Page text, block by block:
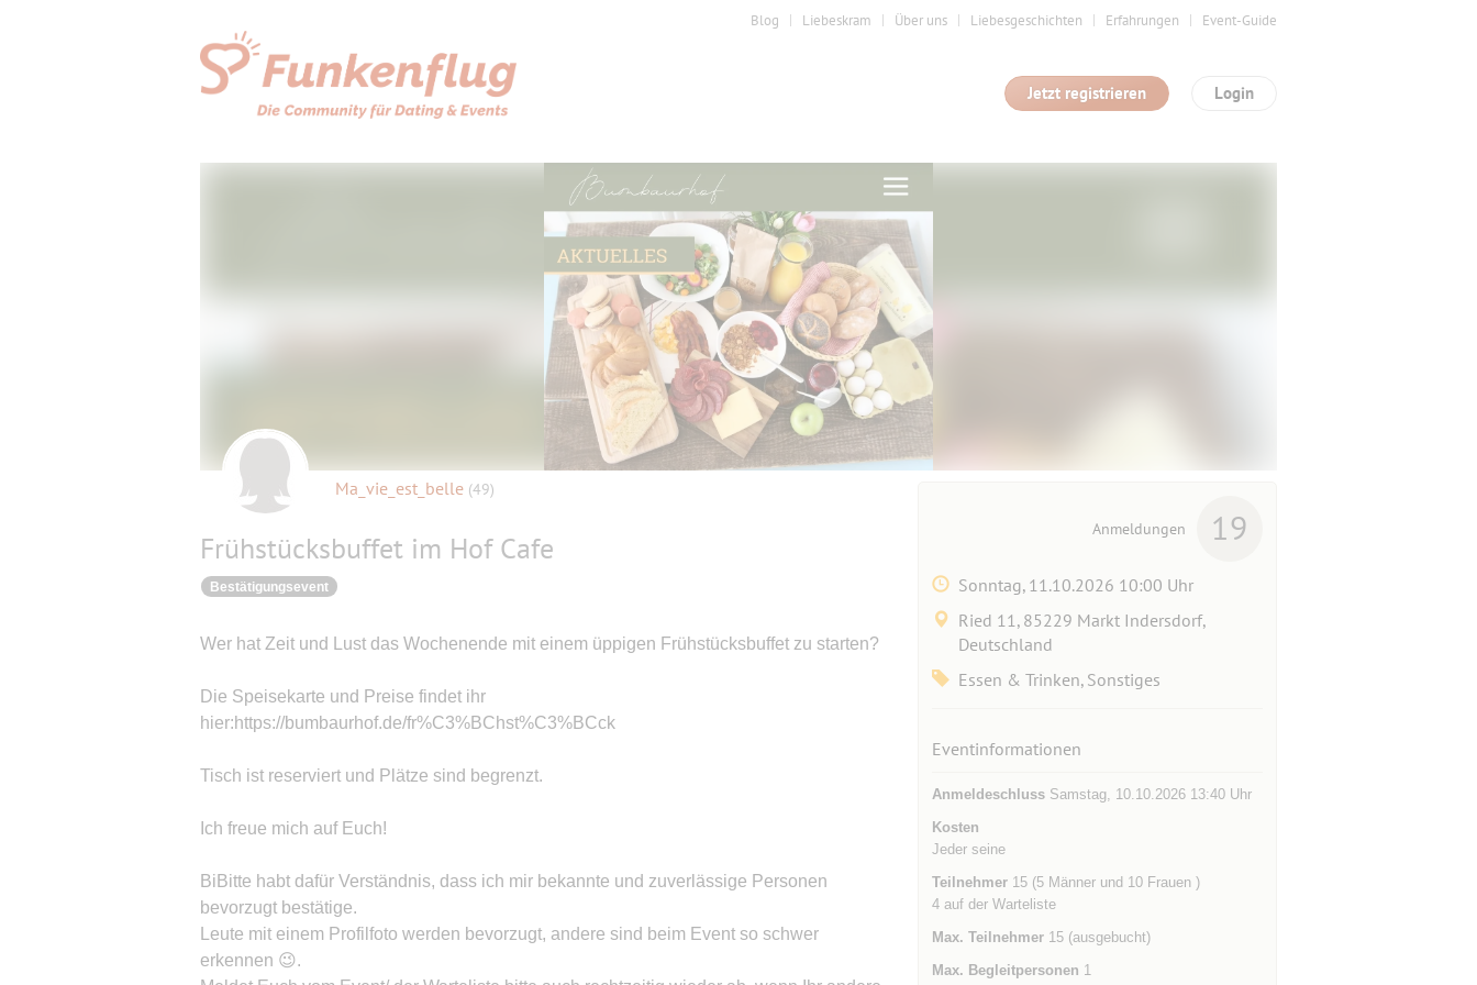
Blog Liebeskram Über uns Liebesgeschichten Erfahrungen Event-Guide
Login
Jetzt registrieren
Ma_vie_est_belle (49)
Frühstücksbuffet im Hof Cafe
Bestätigungsevent
Wer hat Zeit und Lust das Wochenende mit einem üppigen Frühstücksbuffet zu starten?
Die Speisekarte und Preise findet ihr
hier:https://bumbaurhof.de/fr%C3%BChst%C3%BCck
Tisch ist reserviert und Plätze sind begrenzt.
Ich freue mich auf Euch!
BiBitte habt dafür Verständnis, dass ich mir bekannte und zuverlässige Personen
bevorzugt bestätige.
Leute mit einem Profilfoto werden bevorzugt, andere sind beim Event so schwer
erkennen 😉.
Anmeldungen 19
Sonntag, 11.10.2026 10:00 Uhr
Ried 11, 85229 Markt Indersdorf,
Deutschland
Essen & Trinken, Sonstiges
Eventinformationen
AnmeldeschlussSamstag, 10.10.2026 13:40 Uhr
Kosten
Jeder seine
Teilnehmer15 (5 Männer und 10 Frauen )
4 auf der Warteliste
Max. Teilnehmer15 (ausgebucht)
Max. Begleitpersonen 1